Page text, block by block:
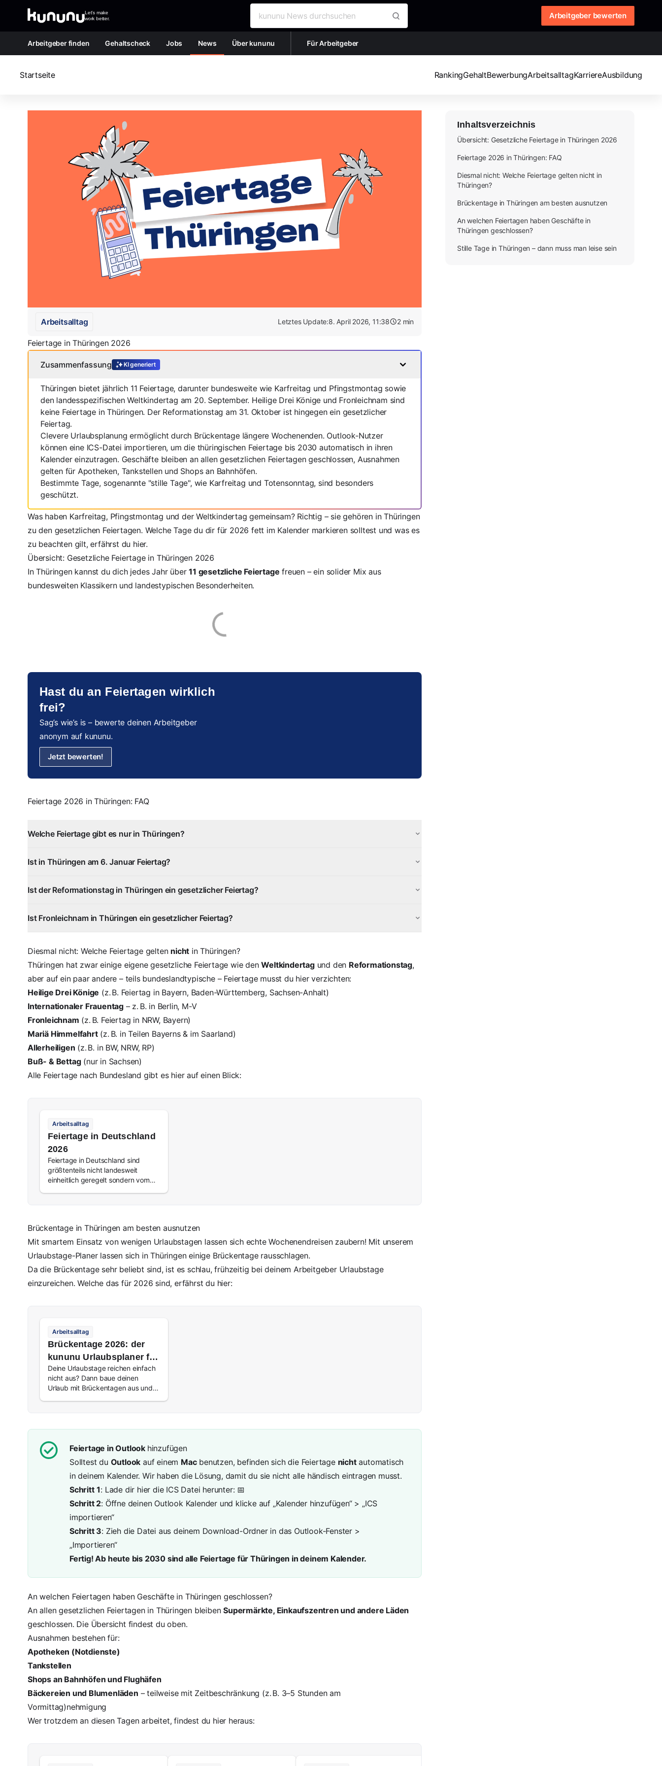
Let's make
work better.
Arbeitgeber bewerten
Arbeitgeber finden Gehaltscheck Jobs News Über kununu Für Arbeitgeber
Startseite RankingGehaltBewerbungArbeitsalltagKarriereAusbildung
Arbeitsalltag Letztes Update:8. April 2026, 11:38 2 min
Feiertage in Thüringen 2026
Zusammenfassung KI generiert
Thüringen bietet jährlich 11 Feiertage, darunter bundesweite wie Karfreitag und Pfingstmontag sowie
den landesspezifischen Weltkindertag am 20. September. Heilige Drei Könige und Fronleichnam sind
keine Feiertage in Thüringen. Der Reformationstag am 31. Oktober ist hingegen ein gesetzlicher
Feiertag.
Clevere Urlaubsplanung ermöglicht durch Brückentage längere Wochenenden. Outlook-Nutzer
können eine ICS-Datei importieren, um die thüringischen Feiertage bis 2030 automatisch in ihren
Kalender einzutragen. Geschäfte bleiben an allen gesetzlichen Feiertagen geschlossen, Ausnahmen
gelten für Apotheken, Tankstellen und Shops an Bahnhöfen.
Bestimmte Tage, sogenannte "stille Tage", wie Karfreitag und Totensonntag, sind besonders
geschützt.
Was haben Karfreitag, Pfingstmontag und der Weltkindertag gemeinsam? Richtig – sie gehören in Thüringen
zu den gesetzlichen Feiertagen. Welche Tage du dir für 2026 fett im Kalender markieren solltest und was es
zu beachten gilt, erfährst du hier.
Übersicht: Gesetzliche Feiertage in Thüringen 2026
In Thüringen kannst du dich jedes Jahr über11 gesetzliche Feiertage freuen – ein solider Mix aus
bundesweiten Klassikern und landestypischen Besonderheiten.
Hast du an Feiertagen wirklich
frei?
Sag’s wie’s is – bewerte deinen Arbeitgeber
anonym auf kununu.
Jetzt bewerten!
Feiertage 2026 in Thüringen: FAQ
Welche Feiertage gibt es nur in Thüringen?
Ist in Thüringen am 6. Januar Feiertag?
Ist der Reformationstag in Thüringen ein gesetzlicher Feiertag?
Ist Fronleichnam in Thüringen ein gesetzlicher Feiertag?
Diesmal nicht: Welche Feiertage gelten nicht in Thüringen?
Thüringen hat zwar einige eigene gesetzliche Feiertage wie denWeltkindertagund den Reformationstag,
aber auf ein paar andere – teils bundeslandtypische – Feiertage musst du hier verzichten:
Heilige Drei Könige (z. B. Feiertag in Bayern, Baden-Württemberg, Sachsen-Anhalt)
Internationaler Frauentag – z. B. in Berlin, M-V
Fronleichnam (z. B. Feiertag in NRW, Bayern)
Mariä Himmelfahrt(z. B. in Teilen Bayerns & im Saarland)
Allerheiligen (z. B. in BW, NRW, RP)
Buß- & Bettag(nur in Sachsen)
Alle Feiertage nach Bundesland gibt es hier auf einen Blick:
Arbeitsalltag
Feiertage in Deutschland
2026
Feiertage in Deutschland sind
größtenteils nicht landesweit
einheitlich geregelt sondern vom
2026 fallen.
Brückentage in Thüringen am besten ausnutzen
Mit smartem Einsatz von wenigen Urlaubstagen lassen sich echte Wochenendreisen zaubern! Mit unserem
Urlaubstage-Planer lassen sich in Thüringen einige Brückentage rausschlagen.
Da die Brückentage sehr beliebt sind, ist es schlau, frühzeitig bei deinem Arbeitgeber Urlaubstage
einzureichen. Welche das für 2026 sind, erfährst du hier:
Arbeitsalltag
Brückentage 2026: der
kununu Urlaubsplaner für
Deutschland
Deine Urlaubstage reichen einfach
nicht aus? Dann baue deinen
Urlaub mit Brückentagen aus und
Brückentage in Frage kommen.
Feiertage in Outlook hinzufügen
Solltest du Outlook auf einem Macbenutzen, befinden sich die Feiertage nichtautomatisch
in deinem Kalender. Wir haben die Lösung, damit du sie nicht alle händisch eintragen musst.
Schritt 1: Lade dir hier die ICS Datei herunter:📅
Schritt 2: Öffne deinen Outlook Kalender und klicke auf „Kalender hinzufügen“ > „ICS
importieren“
Schritt 3: Zieh die Datei aus deinem Download-Ordner in das Outlook-Fenster >
„Importieren“
Fertig! Ab heute bis 2030 sind alle Feiertage für Thüringen in deinem Kalender.
An welchen Feiertagen haben Geschäfte in Thüringen geschlossen?
An allen gesetzlichen Feiertagen in Thüringen bleibenSupermärkte, Einkaufszentren und andere Läden
geschlossen. Die Übersicht findest du oben.
Ausnahmen bestehen für:
Apotheken (Notdienste)
Tankstellen
Shops an Bahnhöfen und Flughäfen
Bäckereien und Blumenläden – teilweise mit Zeitbeschränkung (z. B. 3–5 Stunden am
Vormittag)nehmigung
Wer trotzdem an diesen Tagen arbeitet, findest du hier heraus:
Inhaltsverzeichnis
Übersicht: Gesetzliche Feiertage in Thüringen 2026
Feiertage 2026 in Thüringen: FAQ
Diesmal nicht: Welche Feiertage gelten nicht in
Thüringen?
Brückentage in Thüringen am besten ausnutzen
An welchen Feiertagen haben Geschäfte in
Thüringen geschlossen?
Stille Tage in Thüringen – dann muss man leise sein